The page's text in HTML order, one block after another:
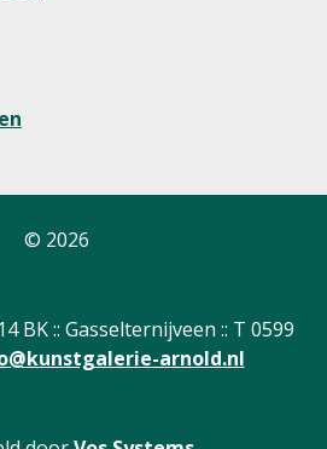
© 2026
BK :: Gasselternijveen :: T 0599
arnold.nl